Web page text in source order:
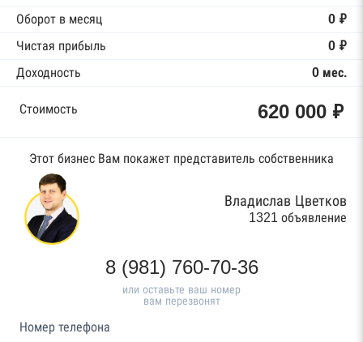
Оборот в месяц
0 ₽
Чистая прибыль
0 ₽
Доходность
0 мес.
Стоимость 620 000 ₽
Этот бизнес Вам покажет представитель собственника
Владислав Цветков
1321 объявление
8 (981) 760-70-36
или оставьте ваш номер
вам перезвонят
Номер телефона